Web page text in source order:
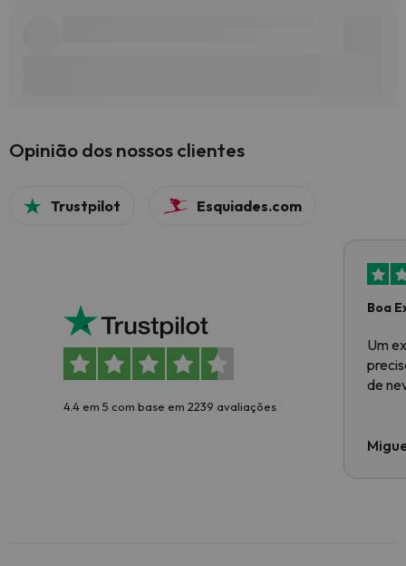
Opinião dos nossos clientes
Trustpilot Esquiades.com
4.4 em 5 com base em 2239 avaliações
Boa
Um
de